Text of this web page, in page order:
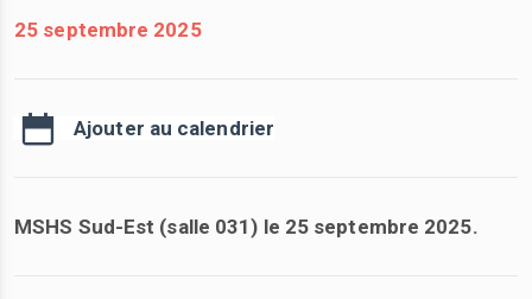
25 septembre 2025
Ajouter au calendrier
MSHS Sud-Est (salle 031) le 25 septembre 2025.